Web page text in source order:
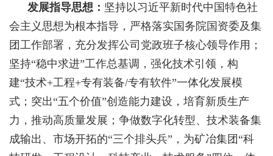
发展指导思想： 坚持以习近平新时代中国特色社
会主义思想为根本指导，严格落实国务院国资委及集
团工作部署，充分发挥公司党政班子核心领导作用；
坚持“稳中求进”工作总基调，强化技术引领，构
建“技术+工程+专有装备/专有软件”一体化发展模
式；突出“五个价值”创造能力建设，培育新质生产
力，推动高质量发展；争做数字化转型、技术装备集
成输出、市场开拓的“三个排头兵”，为矿冶集团“科